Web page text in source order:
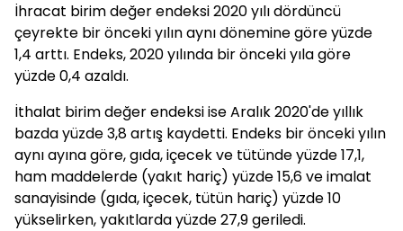
İhracat birim değer endeksi 2020 yılı dördüncü
çeyrekte bir önceki yılın aynı dönemine göre yüzde
1,4 arttı. Endeks, 2020 yılında bir önceki yıla göre
yüzde 0,4 azaldı.
İthalat birim değer endeksi ise Aralık 2020'de yıllık
bazda yüzde 3,8 artış kaydetti. Endeks bir önceki yılın
aynı ayına göre, gıda, içecek ve tütünde yüzde 17,1,
ham maddelerde (yakıt hariç) yüzde 15,6 ve imalat
sanayisinde (gıda, içecek, tütün hariç) yüzde 10
yükselirken, yakıtlarda yüzde 27,9 geriledi.